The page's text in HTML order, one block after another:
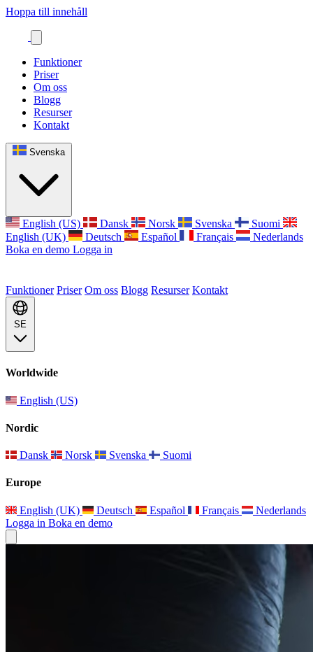
Hoppa till innehåll
Funktioner
Priser
Om oss
Blogg
Resurser
Kontakt
Svenska
English (US) Dansk Norsk Svenska
Suomi
English (UK)
Deutsch Español Français
Nederlands
Boka en demo Logga in
Funktioner Priser Om oss Blogg Resurser Kontakt
SE
Worldwide
English (US)
Nordic
Dansk Norsk Svenska Suomi
Europe
English (UK) Deutsch Español Français
Nederlands
Logga in Boka en demo